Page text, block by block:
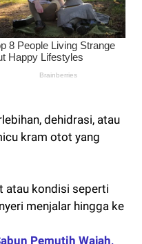
dehidrasi, atau
kram otot yang
atau kondisi seperti
menjalar hingga ke
Pemutih Wajah,